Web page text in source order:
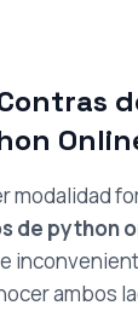
modalidad
de python
ambos